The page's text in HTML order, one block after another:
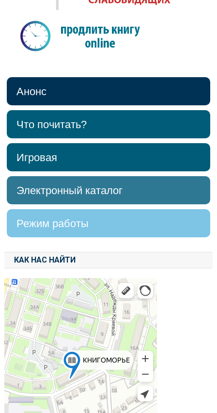
Анонс
Что почитать?
Игровая
Электронный каталог
Режим работы
КАК НАС НАЙТИ